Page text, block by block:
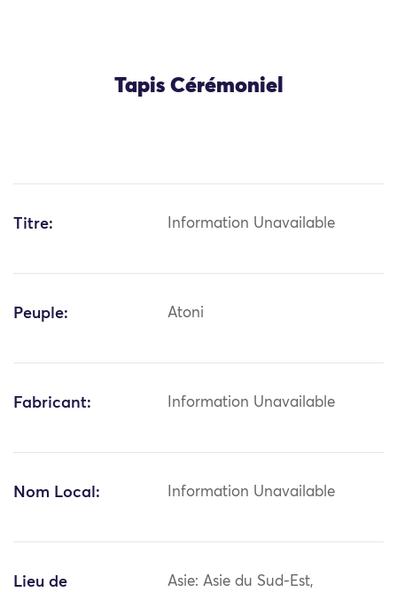
Tapis Cérémoniel
Titre: Information Unavailable
Peuple: Atoni
Fabricant: Information Unavailable
Nom Local: Information Unavailable
Lieu de
Asie: Asie du Sud-Est,